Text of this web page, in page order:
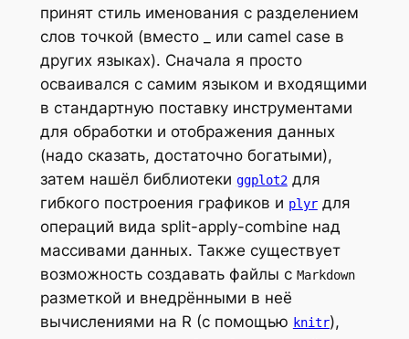
принят стиль именования с разделением
слов точкой (вместо _ или camel case в
других языках). Сначала я просто
осваивался с самим языком и входящими
в стандартную поставку инструментами
для обработки и отображения данных
(надо сказать, достаточно богатыми),
затем нашёл библиотеки ggplot2для
гибкого построения графиков и plyrдля
операций вида split-apply-combine над
массивами данных. Также существует
возможность создавать файлы с Markdown
разметкой и внедрёнными в неё
вычислениями на R (с помощью knitr),